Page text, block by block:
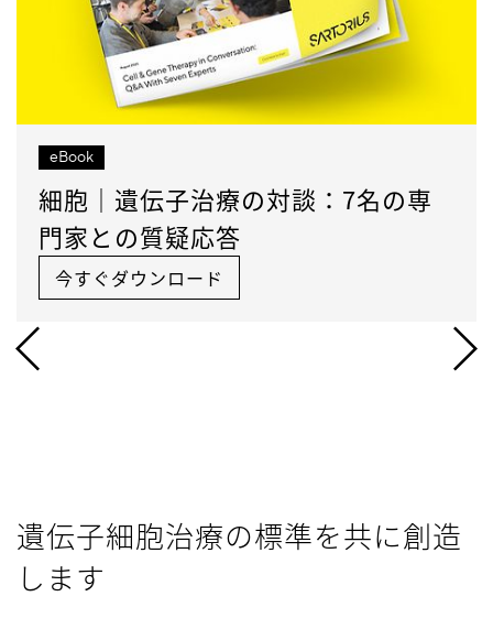
eBook
細胞｜遺伝子治療の対談：7名の専
門家との質疑応答
今すぐダウンロード
遺伝子細胞治療の標準を共に創造
します